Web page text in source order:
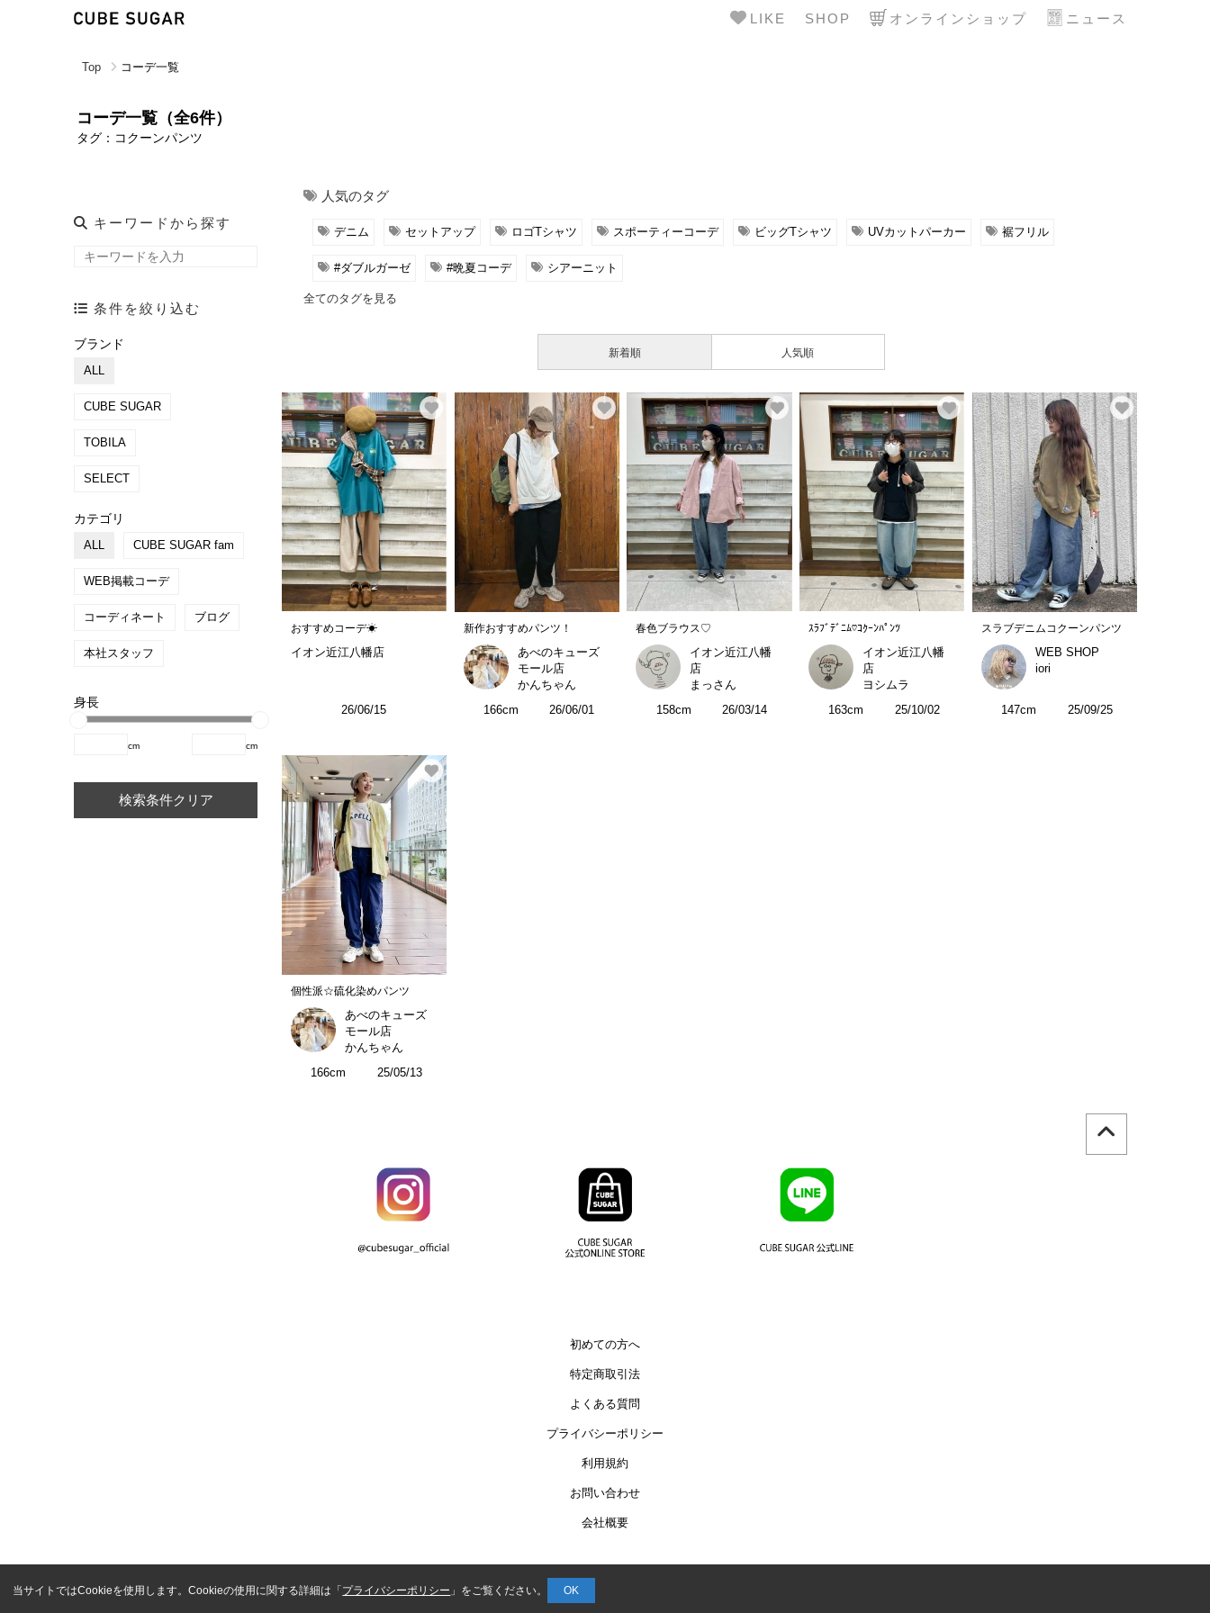
LIKE SHOP オンラインショップ ニュース
Top コーデ一覧
コーデ一覧（全6件）
タグ：コクーンパンツ
キーワードから探す
条件を絞り込む
ブランド
ALL
CUBE SUGAR
TOBILA
SELECT
カテゴリ
ALL CUBE SUGAR fam
WEB掲載コーデ
コーディネート ブログ
本社スタッフ
身長
cm cm
検索条件クリア
人気のタグ
デニム セットアップ ロゴTシャツ スポーティーコーデ ビッグTシャツ UVカットパーカー 裾フリル
#ダブルガーゼ #晩夏コーデ シアーニット
全てのタグを見る
新着順 人気順
おすすめコーデ☀︎
イオン近江八幡店
26/06/15
新作おすすめパンツ！
あべのキューズ
モール店
かんちゃん
166cm
26/06/01
春色ブラウス♡
イオン近江八幡
店
まっさん
158cm
26/03/14
ｽﾗﾌﾞﾃﾞﾆﾑ♡ｺｸｰﾝﾊﾟﾝﾂ
イオン近江八幡
店
ヨシムラ
163cm
25/10/02
スラブデニムコクーンパンツ
WEB SHOP
iori
147cm 25/09/25
個性派☆硫化染めパンツ
あべのキューズ
モール店
かんちゃん
166cm
25/05/13
初めての方へ
特定商取引法
よくある質問
プライバシーポリシー
利用規約
お問い合わせ
会社概要
当サイトではCookieを使用します。Cookieの使用に関する詳細は「プライバシーポリシー 」をご覧ください。 OK